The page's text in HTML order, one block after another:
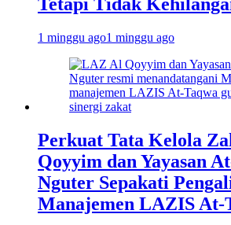
1 minggu ago1 minggu ago
Perkuat Tata Kelola
Qoyyim dan Yayasan
Nguter Sepakati
Manajemen LAZIS At-